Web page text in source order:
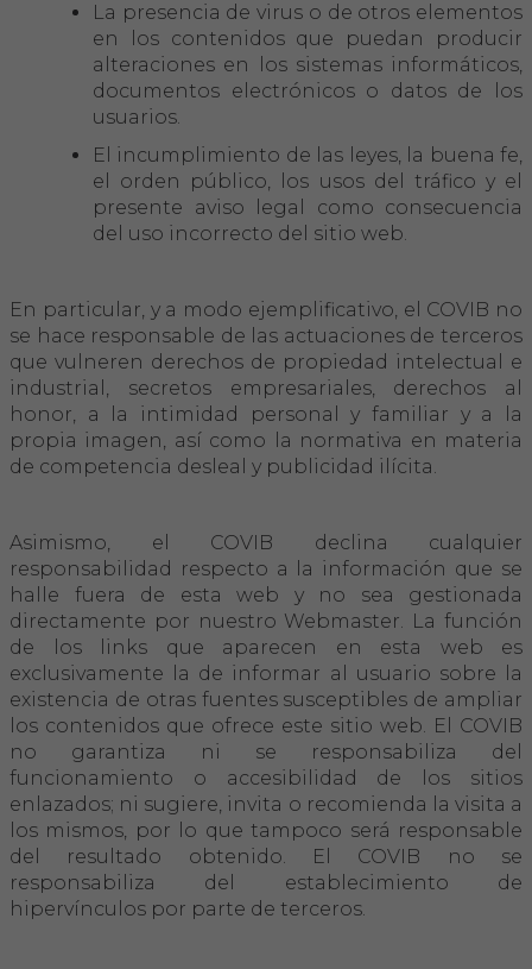
La presencia de virus o de otros elementos
en los contenidos que puedan producir
alteraciones en los sistemas informáticos,
documentos electrónicos o datos de los
usuarios.
El incumplimiento de las leyes, la buena fe,
el orden público, los usos del tráfico y el
presente aviso legal como consecuencia
del uso incorrecto del sitio web.
En particular, y a modo ejemplificativo, el COVIB no
se hace responsable de las actuaciones de terceros
que vulneren derechos de propiedad intelectual e
industrial, secretos empresariales, derechos al
honor, a la intimidad personal y familiar y a la
propia imagen, así como la normativa en materia
de competencia desleal y publicidad ilícita.
Asimismo, el COVIB declina cualquier
responsabilidad respecto a la información que se
halle fuera de esta web y no sea gestionada
directamente por nuestro Webmaster. La función
de los links que aparecen en esta web es
exclusivamente la de informar al usuario sobre la
existencia de otras fuentes susceptibles de ampliar
los contenidos que ofrece este sitio web. El COVIB
no garantiza ni se responsabiliza del
funcionamiento o accesibilidad de los sitios
enlazados; ni sugiere, invita o recomienda la visita a
los mismos, por lo que tampoco será responsable
del resultado obtenido. El COVIB no se
responsabiliza del establecimiento de
hipervínculos por parte de terceros.